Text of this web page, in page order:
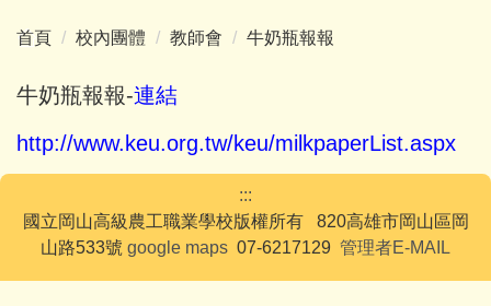
首頁 校內團體 教師會 牛奶瓶報報
牛奶瓶報報-連結
http://www.keu.org.tw/keu/milkpaperList.aspx
:::
國立岡山高級農工職業學校版權所有 820高雄市岡山區岡
山路533號 google maps 07-6217129 管理者E-MAIL